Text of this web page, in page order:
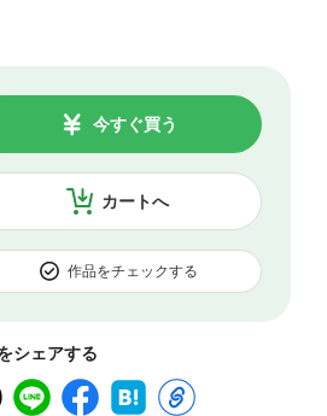
カートへ
今すぐ買う
作品をチェックする
シェアする